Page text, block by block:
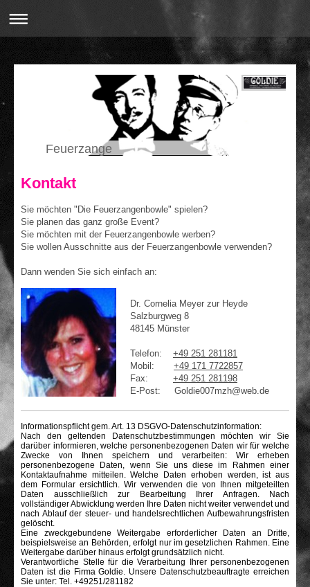
Feuerzange
Kontakt
Sie möchten "Die Feuerzangenbowle" spielen?
Sie planen das ganz große Event?
Sie möchten mit der Feuerzangenbowle werben?
Sie wollen Ausschnitte aus der Feuerzangenbowle verwenden?
Dann wenden Sie sich einfach an:
Dr. Cornelia Meyer zur Heyde
Salzburgweg 8
48145 Münster
Telefon: +49 251 281181
Mobil: +49 171 7722857
Fax: +49 251 281198
E-Post: Goldie007mzh@web.de
Informationspflicht gem. Art. 13 DSGVO-Datenschutzinformation:
Nach den geltenden Datenschutzbestimmungen möchten wir Sie
darüber informieren, welche personenbezogenen Daten wir für welche
Zwecke von Ihnen speichern und verarbeiten: Wir erheben
personenbezogene Daten, wenn Sie uns diese im Rahmen einer
Kontaktaufnahme mitteilen. Welche Daten erhoben werden, ist aus
dem Formular ersichtlich. Wir verwenden die von Ihnen mitgeteilten
Daten ausschließlich zur Bearbeitung Ihrer Anfragen. Nach
vollständiger Abwicklung werden Ihre Daten nicht weiter verwendet und
nach Ablauf der steuer- und handelsrechtlichen Aufbewahrungsfristen
gelöscht.
Eine zweckgebundene Weitergabe erforderlicher Daten an Dritte,
beispielsweise an Behörden, erfolgt nur im gesetzlichen Rahmen. Eine
Weitergabe darüber hinaus erfolgt grundsätzlich nicht.
Verantwortliche Stelle für die Verarbeitung Ihrer personenbezogenen
Daten ist die Firma Goldie. Unsere Datenschutzbeauftragte erreichen
Sie unter: Tel. +49251/281182